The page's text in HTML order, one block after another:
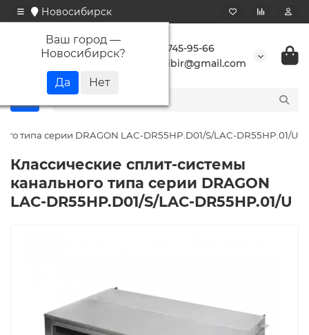
Новосибирск
Ваш город —
Новосибирск?
+7 923 745-95-66
buransibir@gmail.com
типа серии DRAGON LAC-DR55HP.D01/S/LAC-DR55HP.01/U
Классические сплит-системы
канального типа серии DRAGON
LAC-DR55HP.D01/S/LAC-DR55HP.01/U